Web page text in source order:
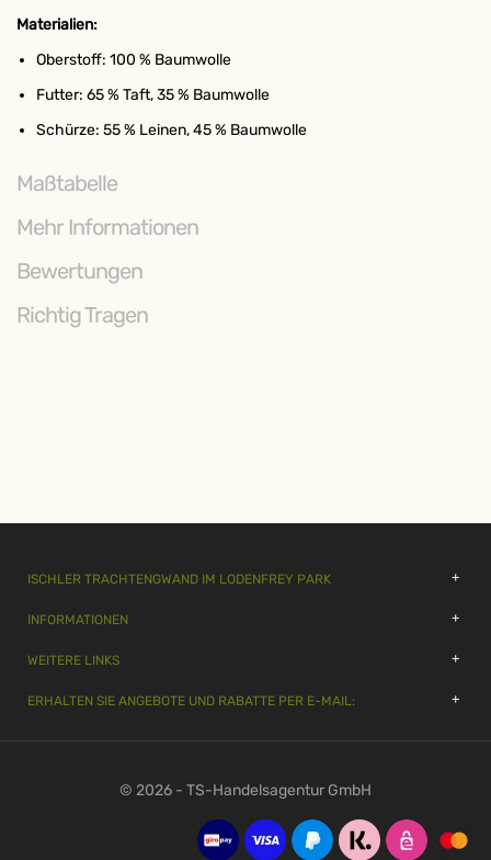
Materialien:
Oberstoff: 100 % Baumwolle
Futter: 65 % Taft, 35 % Baumwolle
Schürze: 55 % Leinen, 45 % Baumwolle
Maßtabelle
Mehr Informationen
Bewertungen
Richtig Tragen
ISCHLER TRACHTENGWAND IM LODENFREY PARK
INFORMATIONEN
WEITERE LINKS
ERHALTEN SIE ANGEBOTE UND RABATTE PER E-MAIL:
© 2026 - TS-Handelsagentur GmbH